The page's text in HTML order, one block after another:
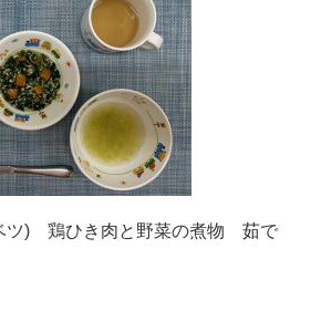
ツ) 鶏ひき肉と野菜の煮物 茹で